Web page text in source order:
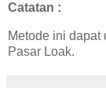
Catatan :
Metode ini
Pasar Loak.